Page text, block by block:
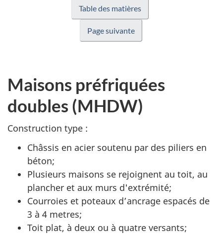
Table des matières
Page suivante
Maisons préfriquées
doubles (MHDW)
Construction type :
Châssis en acier soutenu par des piliers en
béton;
Plusieurs maisons se rejoignent au toit, au
plancher et aux murs d'extrémité;
Courroies et poteaux d’ancrage espacés de
3 à 4 metres;
Toit plat, à deux ou à quatre versants;